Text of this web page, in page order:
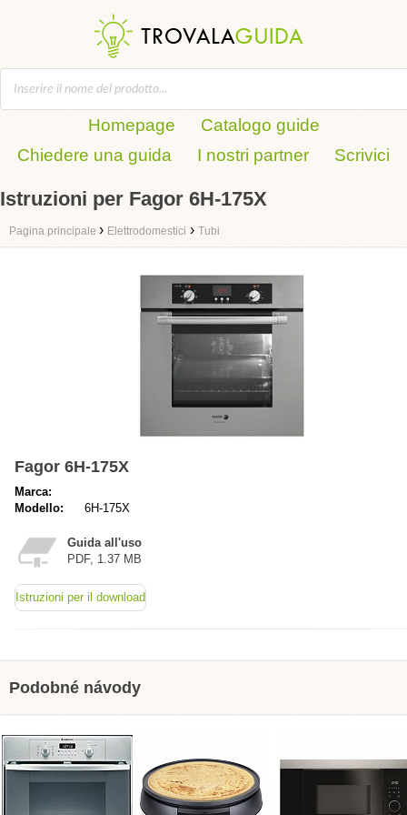
Homepage
Catalogo guide
Chiedere una guida
I nostri partner Scrivici
Istruzioni per Fagor 6H-175X
Pagina principale › Elettrodomestici › Tubi
Fagor 6H-175X
Marca:
Modello:
6H-175X
Guida all'uso
PDF, 1.37 MB
Istruzioni per il download
Podobné návody